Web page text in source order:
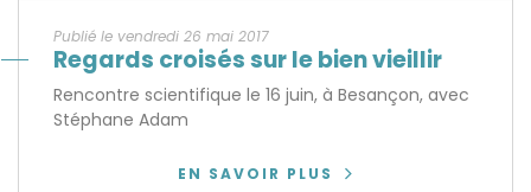
Publié le vendredi 26 mai 2017
Regards croisés sur le bien vieillir
Rencontre scientifique le 16 juin, à Besançon, avec
Stéphane Adam
EN SAVOIR PLUS